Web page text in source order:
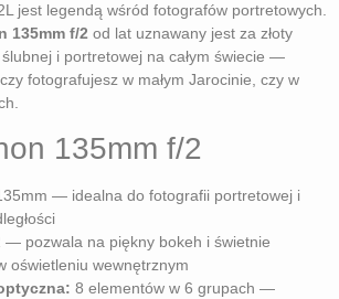
jest legendą wśród fotografów portretowych.
135mm f/2 od lat uznawany jest za złoty
i portretowej na całym świecie —
fotografujesz w małym Jarocinie, czy w
135mm f/2
— idealna do fotografii portretowej i
— pozwala na piękny bokeh i świetnie
oświetleniu wewnętrznym
8 elementów w 6 grupach —